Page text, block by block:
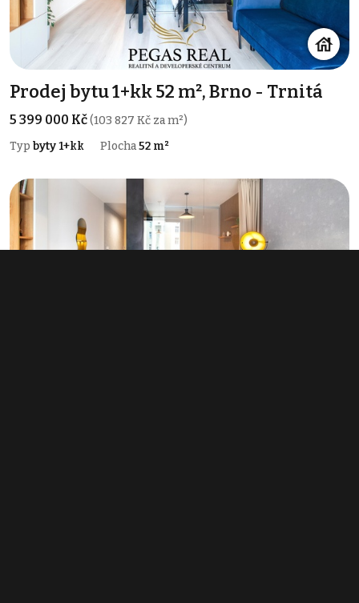
Prodej bytu 1+kk 52 m², Brno - Trnitá
5 399 000 Kč(103 827 Kč za m²)
Typ byty 1+kk Plocha52 m²